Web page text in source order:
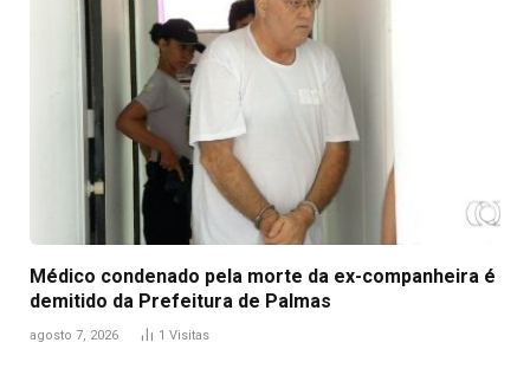
Médico condenado pela morte da ex-companheira é
demitido da Prefeitura de Palmas
agosto 7, 2026 1 Visitas